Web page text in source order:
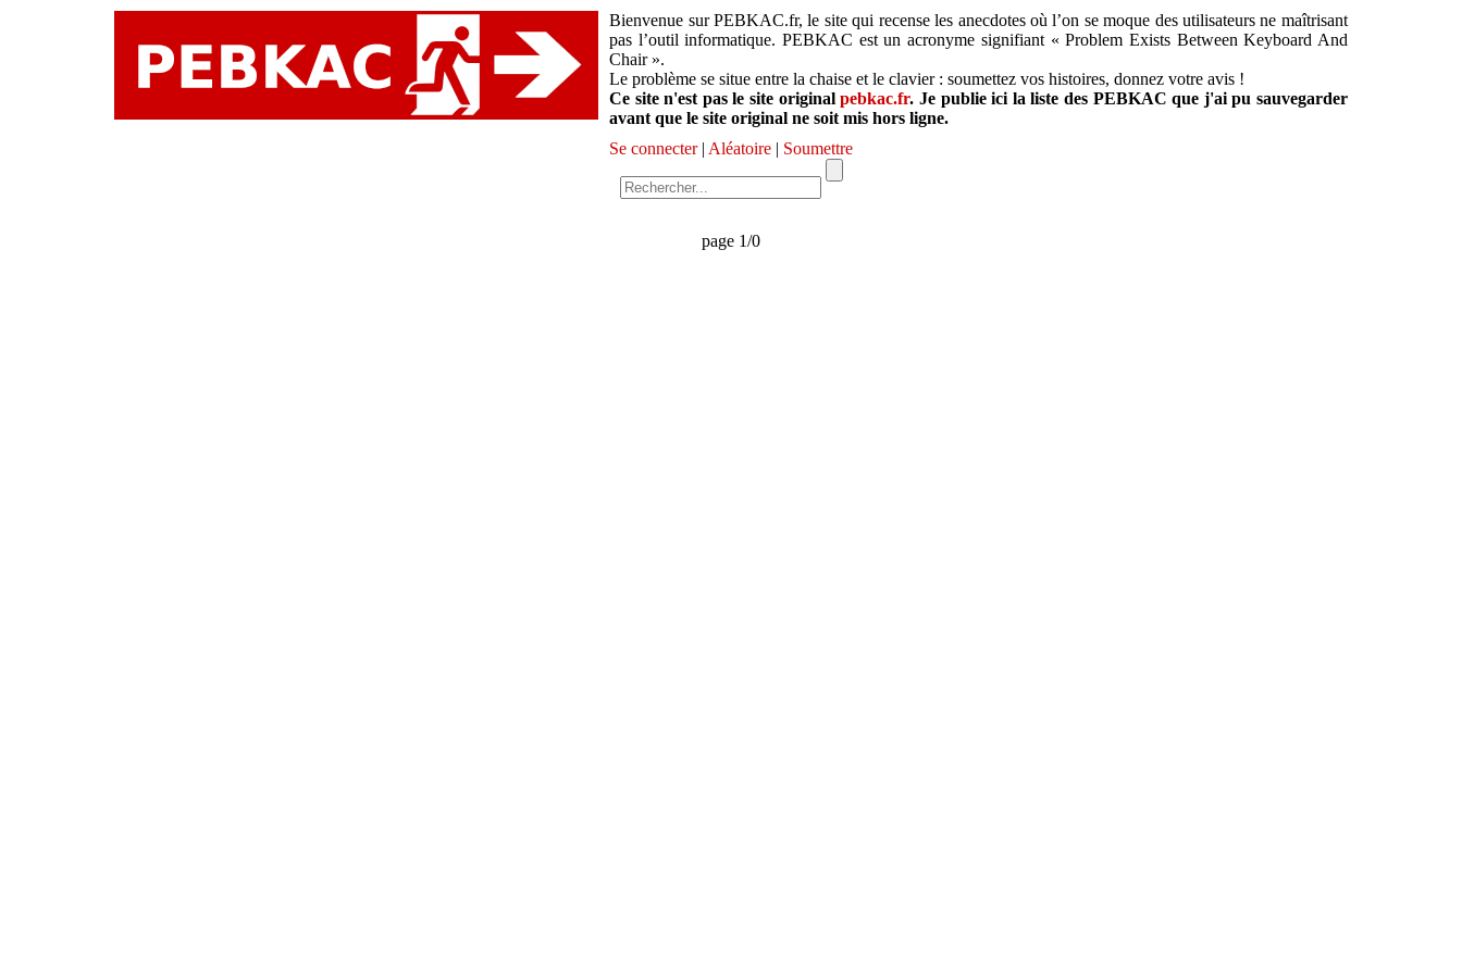
Bienvenue sur PEBKAC.fr, le site qui recense les anecdotes où l’on se moque des utilisateurs ne maîtrisant
pas l’outil informatique. PEBKAC est un acronyme signifiant « Problem Exists Between Keyboard And
Chair ».
Le problème se situe entre la chaise et le clavier : soumettez vos histoires, donnez votre avis !
Ce site n'est pas le site originalpebkac.fr. Je publie ici la liste des PEBKAC que j'ai pu sauvegarder
avant que le site original ne soit mis hors ligne.
Se connecter| Aléatoire | Soumettre
page 1/0